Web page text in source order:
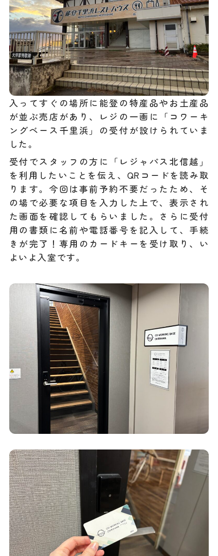
入ってすぐの場所に能登の特産品やお土産品
が並ぶ売店があり、レジの一画に「コワーキ
ングベース千里浜」の受付が設けられていま
した。
受付でスタッフの方に「レジャパス北信越」
を利用したいことを伝え、QRコードを読み取
ります。今回は事前予約不要だったため、そ
の場で必要な項目を入力した上で、表示され
た画面を確認してもらいました。さらに受付
用の書類に名前や電話番号を記入して、手続
きが完了！専用のカードキーを受け取り、い
よいよ入室です。